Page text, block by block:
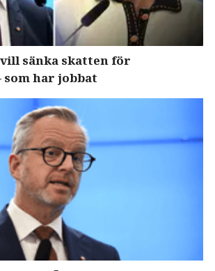
sänka skatten för
har jobbat